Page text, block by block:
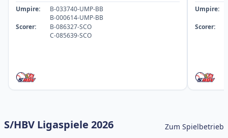
Umpire:
B-033740-UMP-BB
B-000614-UMP-BB
Scorer:
B-086327-SCO
C-085639-SCO
Umpire:
Scorer:
S/HBV Ligaspiele 2026 Zum Spielbetrieb